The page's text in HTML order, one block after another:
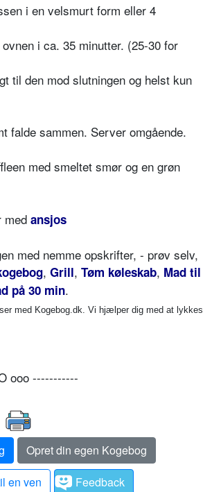
i en velsmurt form eller 4
i ca. 35 minutter. (25-30 for
til den mod slutningen og helst kun
falde sammen. Server omgående.
med smeltet smør og en grøn
med ansjos
med nemme opskrifter, - prøv selv,
, Grill, Tøm køleskab, Mad til
på 30 min.
med Kogebog.dk. Vi hjælper dig med at lykkes
ooo -----------
Opret din egen Kogebog
en ven
Feedback